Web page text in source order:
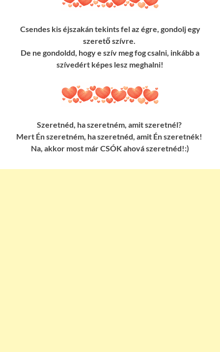
Csendes kis éjszakán tekints fel az égre, gondolj egy
szerető szívre.
De ne gondoldd, hogy e szív meg fog csalni, inkább a
szívedért képes lesz meghalni!
Szeretnéd, ha szeretném, amit szeretnél?
Mert Én szeretném, ha szeretnéd, amit Én szeretnék!
Na, akkor most már CSÓK ahová szeretnéd!:)